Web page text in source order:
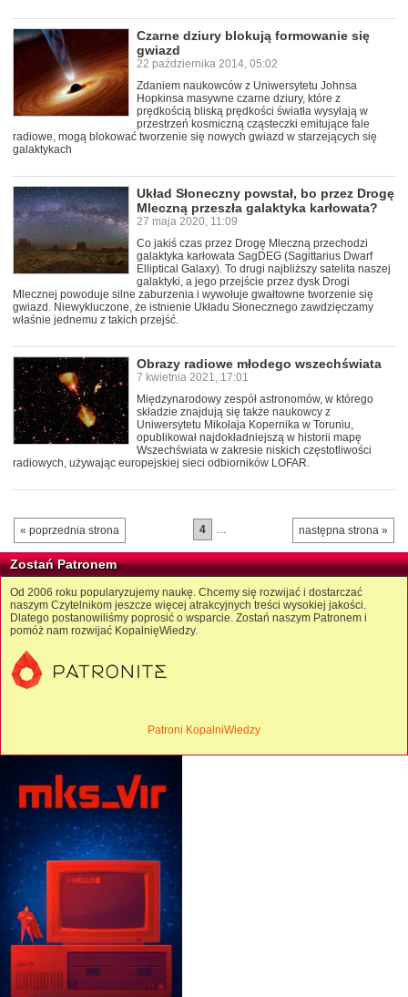
Czarne dziury blokują formowanie się
gwiazd
22 października 2014, 05:02
Zdaniem naukowców z Uniwersytetu Johnsa
Hopkinsa masywne czarne dziury, które z
prędkością bliską prędkości światła wysyłają w
przestrzeń kosmiczną cząsteczki emitujące fale
radiowe, mogą blokować tworzenie się nowych gwiazd w starzejących się
galaktykach
Układ Słoneczny powstał, bo przez Drogę
Mleczną przeszła galaktyka karłowata?
27 maja 2020, 11:09
Co jakiś czas przez Drogę Mleczną przechodzi
galaktyka karłowata SagDEG (Sagittarius Dwarf
Elliptical Galaxy). To drugi najbliższy satelita naszej
galaktyki, a jego przejście przez dysk Drogi
Mlecznej powoduje silne zaburzenia i wywołuje gwałtowne tworzenie się
gwiazd. Niewykluczone, że istnienie Układu Słonecznego zawdzięczamy
właśnie jednemu z takich przejść.
Obrazy radiowe młodego wszechświata
7 kwietnia 2021, 17:01
Międzynarodowy zespół astronomów, w którego
składzie znajdują się także naukowcy z
Uniwersytetu Mikołaja Kopernika w Toruniu,
opublikował najdokładniejszą w historii mapę
Wszechświata w zakresie niskich częstotliwości
radiowych, używając europejskiej sieci odbiorników LOFAR.
« poprzednia strona następna strona »
4 …
Zostań Patronem
Od 2006 roku popularyzujemy naukę. Chcemy się rozwijać i dostarczać
naszym Czytelnikom jeszcze więcej atrakcyjnych treści wysokiej jakości.
Dlatego postanowiliśmy poprosić o wsparcie. Zostań naszym Patronem i
pomóż nam rozwijać KopalnięWiedzy.
Patroni KopalniWiedzy